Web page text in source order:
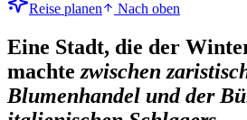
Reise planen
Nach oben
Eine Stadt, die der
machte zwischen
Blumenhandel und der